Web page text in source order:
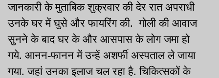
जानकारी के मुताबिक शुक्रवार की देर रात अपराधी
उनके घर में घुसे और फायरिंग की. गोली की आवाज
सुनने के बाद घर के और आसपास के लोग जमा हो
गये. आनन-फानन में उन्हें अशर्फी अस्पताल ले जाया
गया. जहां उनका इलाज चल रहा है. चिकित्सकों के